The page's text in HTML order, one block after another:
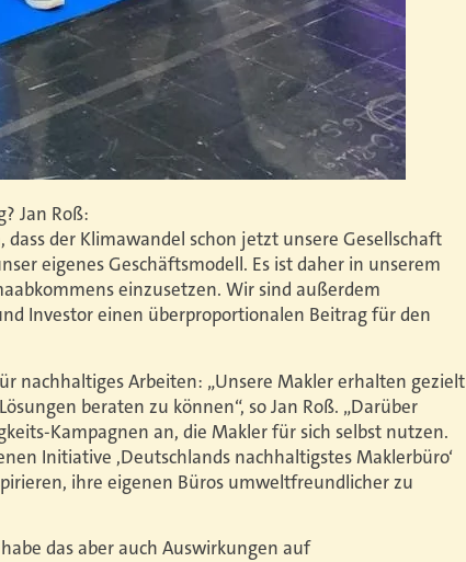
Jan Roß:
der Klimawandel schon jetzt unsere Gesellschaft
eigenes Geschäftsmodell. Es ist daher in unserem
einzusetzen. Wir sind außerdem
Investor einen überproportionalen Beitrag für den
nachhaltiges Arbeiten: „Unsere Makler erhalten gezielt
beraten zu können“, so Jan Roß. „Darüber
Kampagnen an, die Makler für sich selbst nutzen.
Initiative ,Deutschlands nachhaltigstes Maklerbüro‘
ihre eigenen Büros umweltfreundlicher zu
das aber auch Auswirkungen auf